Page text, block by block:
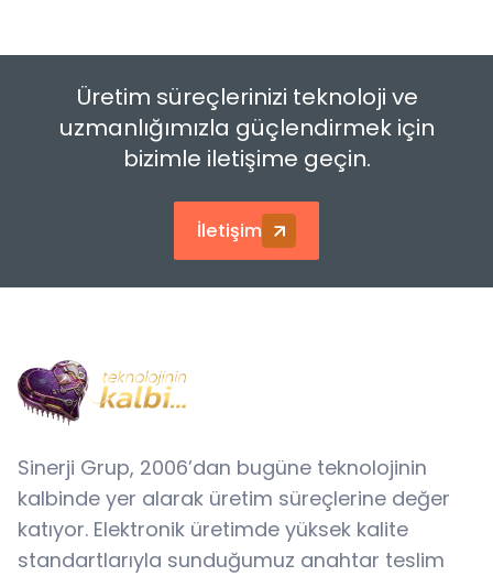
Üretim süreçlerinizi teknoloji ve
uzmanlığımızla güçlendirmek için
bizimle iletişime geçin.
İletişim
Sinerji Grup, 2006’dan bugüne teknolojinin
kalbinde yer alarak üretim süreçlerine değer
katıyor. Elektronik üretimde yüksek kalite
standartlarıyla sunduğumuz anahtar teslim